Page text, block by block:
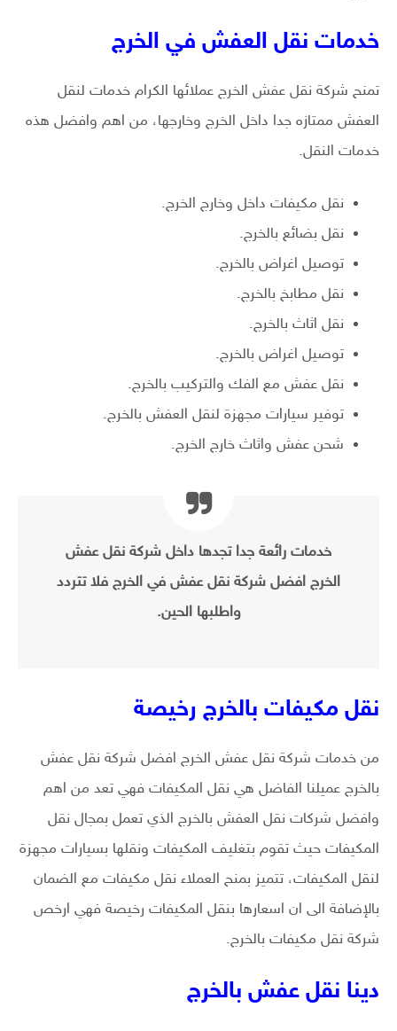
خدمات نقل العفش في الخرج
تمنح شركة نقل عفش الخرج عملائها الكرام خدمات لنقل
العفش ممتازه جدا داخل الخرج وخارجها، من اهم وافضل هذه
خدمات النقل.
نقل مكيفات داخل وخارج الخرج.
نقل بضائع بالخرج.
توصيل اغراض بالخرج.
نقل مطابخ بالخرج.
نقل اثاث بالخرج.
توصيل اغراض بالخرج.
نقل عفش مع الفك والتركيب بالخرج.
توفير سيارات مجهزة لنقل العفش بالخرج.
شحن عفش واثاث خارج الخرج.
خدمات رائعة جدا تجدها داخل شركة نقل عفش
الخرج افضل شركة نقل عفش في الخرج فلا تتردد
واطلبها الحين.
نقل مكيفات بالخرج رخيصة
من خدمات شركة نقل عفش الخرج افضل شركة نقل عفش
بالخرج عميلنا الفاضل هي نقل المكيفات فهي تعد من اهم
وافضل شركات نقل العفش بالخرج الذي تعمل بمجال نقل
المكيفات حيث تقوم بتغليف المكيفات ونقلها بسيارات مجهزة
لنقل المكيفات، تتميز بمنح العملاء نقل مكيفات مع الضمان
بالإضافة الى ان اسعارها بنقل المكيفات رخيصة فهي ارخص
شركة نقل مكيفات بالخرج.
دينا نقل عفش بالخرج